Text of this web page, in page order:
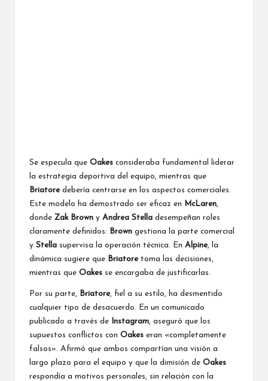
Se especula que Oakes consideraba fundamental liderar
la estrategia deportiva del equipo, mientras que
Briatoredebería centrarse en los aspectos comerciales.
Este modelo ha demostrado ser eficaz en
McLaren
donde Zak Brown y Andrea Stella desempeñan roles
claramente definidos:
Brown gestiona la parte comercial
y Stella supervisa la operación técnica. En Alpine, la
dinámica sugiere que Briatoretoma las decisiones,
mientras que Oakes se encargaba de justificarlas.
Por su parte, Briatore, fiel a su estilo, ha desmentido
cualquier tipo de desacuerdo. En un comunicado
publicado a través de
Instagram , aseguró que los
supuestos conflictos con Oakes eran «completamente
falsos». Afirmó que ambos compartían una visión a
largo plazo para el equipo y que la dimisión de Oakes
respondía a motivos personales, sin relación con la